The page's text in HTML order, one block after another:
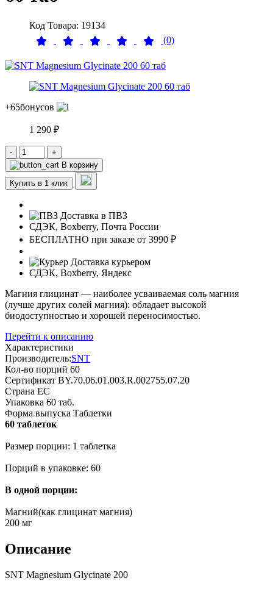
Код Товара: 19134
(0)
+65бонусов
1 290 ₽
-
+
В корзину
Купить в 1 клик
Доставка в ПВЗ
СДЭК, Boxberry, Почта России
БЕСПЛАТНО при заказе от 3990 ₽
Доставка курьером
СДЭК, Boxberry, Яндекс
Магния глицинат — наиболее усваиваемая соль магния
(лучше других солей магния): обладает высокой
биодоступностью и хорошей переносимостью.
Перейти к описанию
Характеристики
Производитель:SNT
Кол-во порций 60
Сертификат BY.70.06.01.003.R.002755.07.20
Страна ЕС
Упаковка 60 таб.
Форма выпуска Таблетки
60 таблеток
Размер порции: 1 таблетка
Порций в упаковке: 60
В одной порции:
Магний(как глицинат магния)
200 мг
Описание
SNT Magnesium Glycinate 200